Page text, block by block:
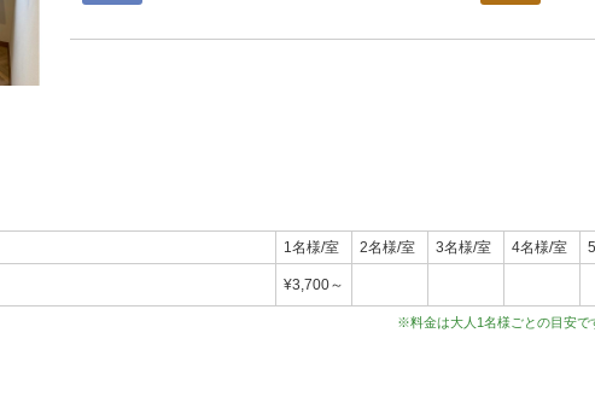
1名様/室 2名様/室 3名様/室 4名様/室
¥3,700～
※料金は大人1名様ごとの目安で